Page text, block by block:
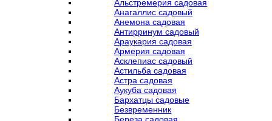
Альстремерия садовая
Анагаллис садовый
Анемона садовая
Антирринум садовый
Араукария садовая
Армерия садовая
Асклепиас садовый
Астильба садовая
Астра садовая
Аукуба садовая
Бархатцы садовые
Безвременник